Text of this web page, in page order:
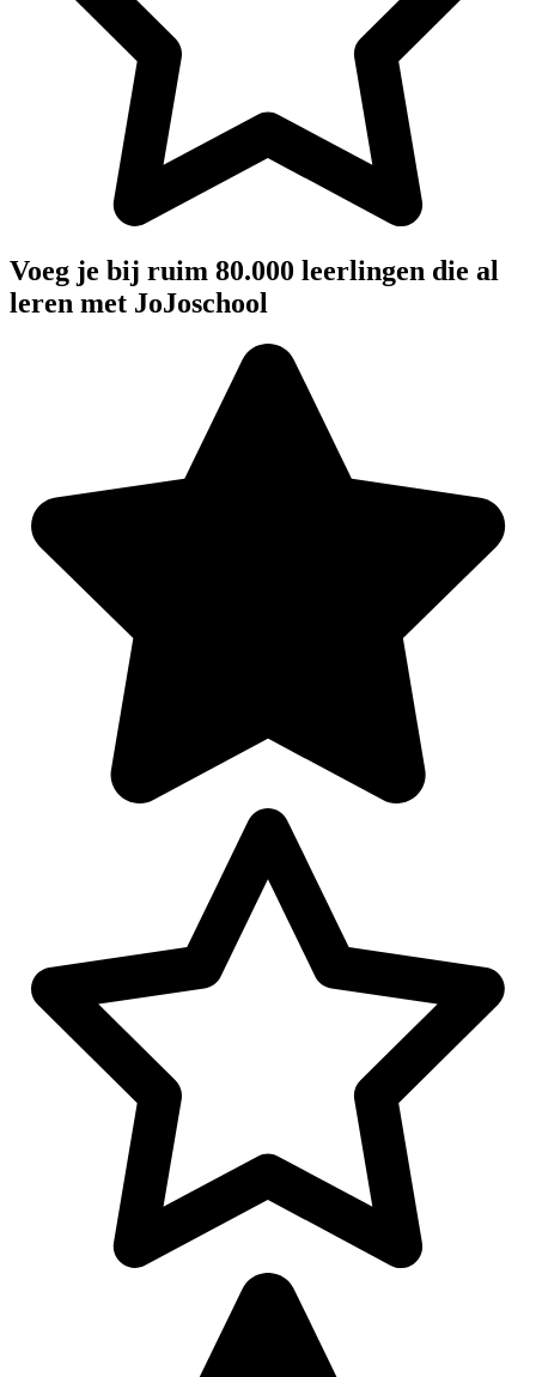
Voeg je bij ruim 80.000 leerlingen die al
leren met JoJoschool